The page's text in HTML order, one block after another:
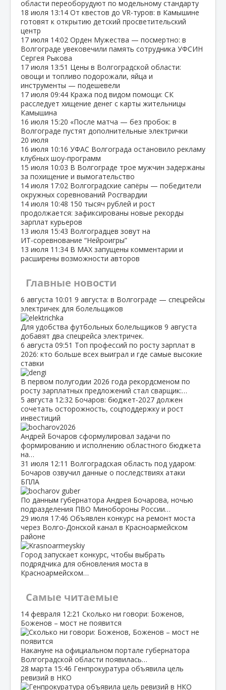
области переоборудуют по модельному стандарту
18 июля 13:14 От квестов до VR‑туров: в Камышине
готовят к открытию детский просветительский
центр
17 июля 14:02 Орден Мужества — посмертно: в
Волгограде увековечили память сотрудника УФСИН
Сергея Рыкова
17 июля 13:51 Цены в Волгоградской области:
овощи и топливо подорожали, яйца и
инструменты — подешевели
17 июля 09:44 Кража под видом помощи: СК
расследует хищение денег с карты жительницы
Камышина
16 июля 15:20 «После матча — без пробок: в
Волгограде пустят дополнительные электрички
20 июля
16 июля 10:16 УФАС Волгограда остановило рекламу
клубных шоу‑программ
15 июля 10:03 В Волгограде трое мужчин задержаны
за похищение и вымогательство
14 июля 17:02 Волгоградские сапёры — победители
окружных соревнований Росгвардии
14 июля 10:48 150 тысяч рублей и рост
продолжается: зафиксированы новые рекорды
зарплат курьеров
13 июля 15:43 Волгоградцев зовут на
ИТ‑соревнование “Нейроигры”
13 июля 11:34 В МАХ запущены комментарии и
расширены возможности авторов
Главные новости
6 августа 10:01 9 августа: в Волгограде — спецрейсы
электричек для болельщиков
Для удобства футбольных болельщиков 9 августа
добавят два спецрейса электричек.
6 августа 09:51 Топ профессий по росту зарплат в
2026: кто больше всех выиграл и где самые высокие
ставки
В первом полугодии 2026 года рекордсменом по
росту зарплатных предложений стал сварщик:…
5 августа 12:32 Бочаров: бюджет‑2027 должен
сочетать осторожность, соцподдержку и рост
инвестиций
Андрей Бочаров сформулировал задачи по
формированию и исполнению областного бюджета
на…
31 июля 12:11 Волгоградская область под ударом:
Бочаров озвучил данные о последствиях атаки
БПЛА
По данным губернатора Андрея Бочарова, ночью
подразделения ПВО Минобороны России…
29 июля 17:46 Объявлен конкурс на ремонт моста
через Волго‑Донской канал в Красноармейском
районе
Город запускает конкурс, чтобы выбрать
подрядчика для обновления моста в
Красноармейском…
Самые читаемые
14 февраля 12:21 Сколько ни говори: Боженов,
Боженов – мост не появится
Накануне на официальном портале губернатора
Волгоградской области появилась…
28 марта 15:46 Генпрокуратура объявила цель
ревизий в НКО